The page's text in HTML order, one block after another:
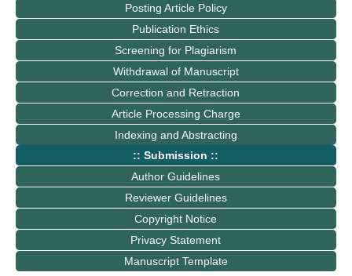
Posting Article Policy
Publication Ethics
Screening for Plagiarism
Withdrawal of Manuscript
Correction and Retraction
Article Processing Charge
Indexing and Abstracting
:: Submission ::
Author Guidelines
Reviewer Guidelines
Copyright Notice
Privacy Statement
Manuscript Template